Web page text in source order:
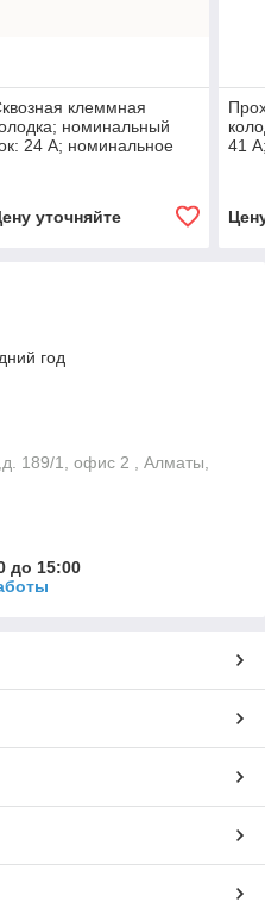
клеммная
номинальный
24 А; номинальное
уточняйте
41
год
189/1, офис 2 , Алматы,
до 15:00